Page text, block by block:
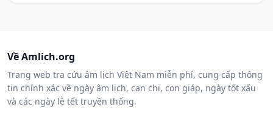
Về Amlich.org
Trang web tra cứu âm lịch Việt Nam miễn phí, cung cấp thông
tin chính xác về ngày âm lịch, can chi, con giáp, ngày tốt xấu
và các ngày lễ tết truyền thống.